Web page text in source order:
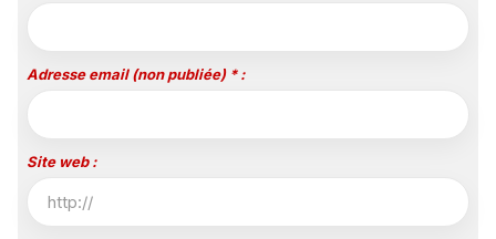
Adresse email (non publiée) * :
Site web :